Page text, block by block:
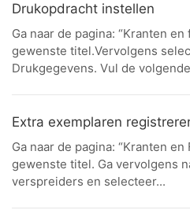
Drukopdracht instellen
Ga naar de pagina: “Kranten
gewenste titel.Vervolgens
Drukgegevens. Vul de
Extra exemplaren
Ga naar de pagina: “Kranten
gewenste titel. Ga vervolgens
verspreiders en selecteer...